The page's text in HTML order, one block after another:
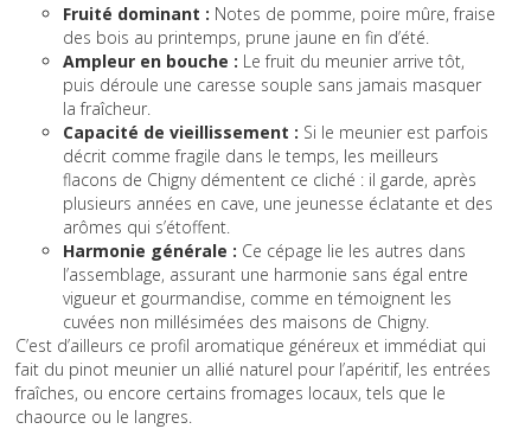
Fruité dominant : Notes de pomme, poire mûre, fraise
des bois au printemps, prune jaune en fin d’été.
Ampleur en bouche : Le fruit du meunier arrive tôt,
puis déroule une caresse souple sans jamais masquer
la fraîcheur.
Capacité de vieillissement : Si le meunier est parfois
décrit comme fragile dans le temps, les meilleurs
flacons de Chigny démentent ce cliché : il garde, après
plusieurs années en cave, une jeunesse éclatante et des
arômes qui s’étoffent.
Harmonie générale : Ce cépage lie les autres dans
l’assemblage, assurant une harmonie sans égal entre
vigueur et gourmandise, comme en témoignent les
cuvées non millésimées des maisons de Chigny.
C’est d’ailleurs ce profil aromatique généreux et immédiat qui
fait du pinot meunier un allié naturel pour l’apéritif, les entrées
fraîches, ou encore certains fromages locaux, tels que le
chaource ou le langres.